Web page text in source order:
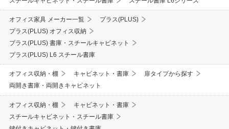
オフィス家具 メーカー一覧
プラス(PLUS)
プラス(PLUS) オフィス収納
プラス(PLUS) 書庫・スチールキャビネット
プラス(PLUS) L6 スチール書庫
オフィス収納・棚 キャビネット・書庫
扉タイプから探す
両開き書庫・両開きキャビネット
オフィス収納・棚
キャビネット・書庫
スチールキャビネット・スチール書庫